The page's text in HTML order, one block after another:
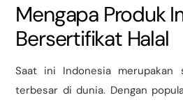
Mengapa Produk
Bersertifikat Halal
Saat ini Indonesia merupakan
terbesar di dunia. Dengan